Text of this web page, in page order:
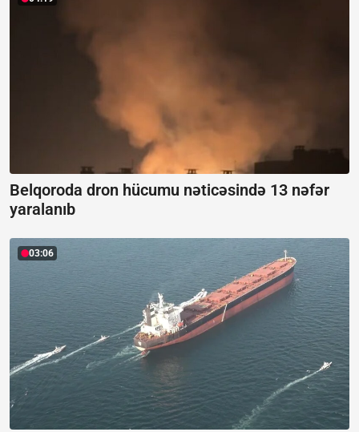
Belqoroda dron hücumu nəticəsində 13 nəfər
yaralanıb
03:06